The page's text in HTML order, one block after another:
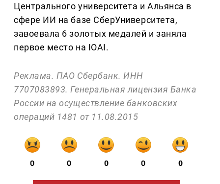
Центрального университета и Альянса в
сфере ИИ на базе СберУниверситета,
завоевала 6 золотых медалей и заняла
первое место на IOAI.
Реклама. ПАО Сбербанк. ИНН
7707083893. Генеральная лицензия Банка
России на осуществление банковских
операций 1481 от 11.08.2015
0 0 0 0 0